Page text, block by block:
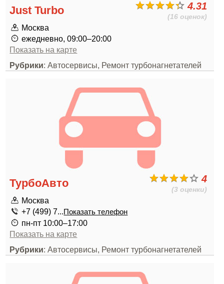
4.31
(16 оценок)
Just Turbo
Москва
ежедневно, 09:00–20:00
Показать на карте
Рубрики: Автосервисы, Ремонт турбонагнетателей
4
(3 оценки)
ТурбоАвто
Москва
+7 (499) 7...Показать телефон
пн-пт 10:00–17:00
Показать на карте
Рубрики: Автосервисы, Ремонт турбонагнетателей